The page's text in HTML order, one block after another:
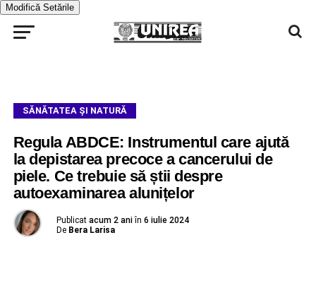
Modifică Setările
SĂNĂTATEA ȘI NATURĂ
Regula ABDCE: Instrumentul care ajută
la depistarea precoce a cancerului de
piele. Ce trebuie să știi despre
autoexaminarea alunițelor
Publicat acum 2 ani în 6 iulie 2024
De Bera Larisa